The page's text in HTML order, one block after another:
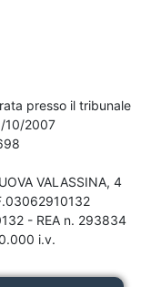
presso il tribunale
10/2007
VALASSINA, 4
- REA n. 293834
i.v.